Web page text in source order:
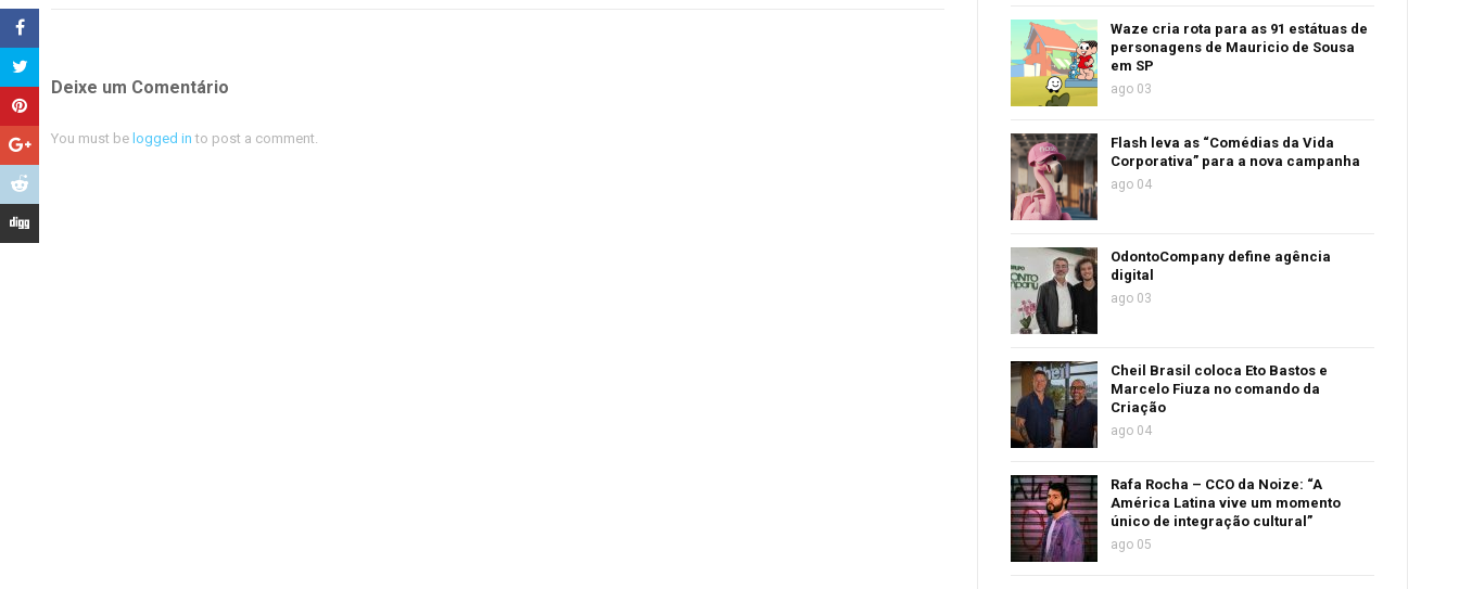
Deixe um Comentário
You must be logged in to post a comment.
Waze cria rota para as 91 estátuas de
personagens de Mauricio de Sousa
em SP
ago 03
Flash leva as “Comédias da Vida
Corporativa” para a nova campanha
ago 04
OdontoCompany define agência
digital
ago 03
Cheil Brasil coloca Eto Bastos e
Marcelo Fiuza no comando da
Criação
ago 04
Rafa Rocha – CCO da Noize: “A
América Latina vive um momento
único de integração cultural”
ago 05